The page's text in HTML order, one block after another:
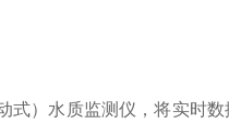
）水质监测仪，将实时